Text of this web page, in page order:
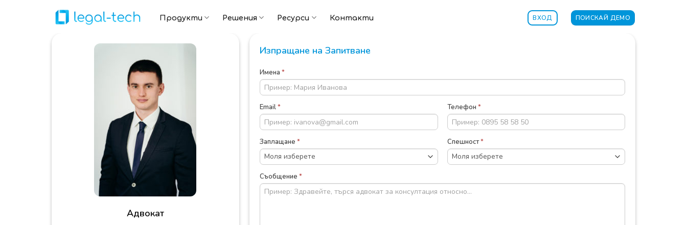
Продукти Решения Ресурси Контакти ВХОД ПОИСКАЙ ДЕМО
Адвокат
Изпращане на Запитване
CRM:
ПУБЛИЧНО
ЗАПИТВАНЕ
Имена*
Email* Телефон *
Заплащане* Спешност*
Съобщение*